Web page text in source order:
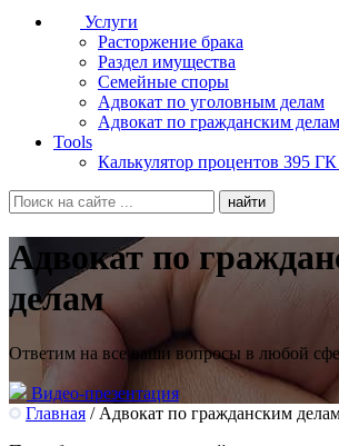
Услуги
Расторжение брака
Раздел имущества
Семейные споры
Адвокат по уголовным делам
Адвокат по гражданским делам
Tools
Калькулятор процентов 395
Адвокат по
делам
Ответим на все ваши вопросы в любой
Видео-презентация
Главная / Адвокат по гражданским